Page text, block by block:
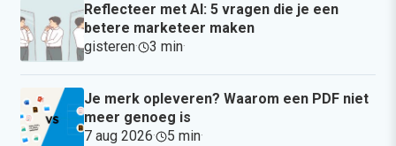
Reflecteer met AI: 5 vragen die je een
betere marketeer maken
gisteren· 3 min·
Je merk opleveren? Waarom een PDF niet
meer genoeg is
7 aug 2026· 5 min·